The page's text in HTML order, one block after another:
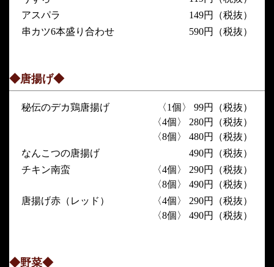
アスパラ
149円（税抜）
串カツ6本盛り合わせ
590円（税抜）
◆唐揚げ◆
秘伝のデカ鶏唐揚げ
〈1個〉 99円（税抜）
〈4個〉 280円（税抜）
〈8個〉 480円（税抜）
なんこつの唐揚げ
490円（税抜）
チキン南蛮
〈4個〉 290円（税抜）
〈8個〉 490円（税抜）
唐揚げ赤（レッド）
〈4個〉 290円（税抜）
〈8個〉 490円（税抜）
◆野菜◆